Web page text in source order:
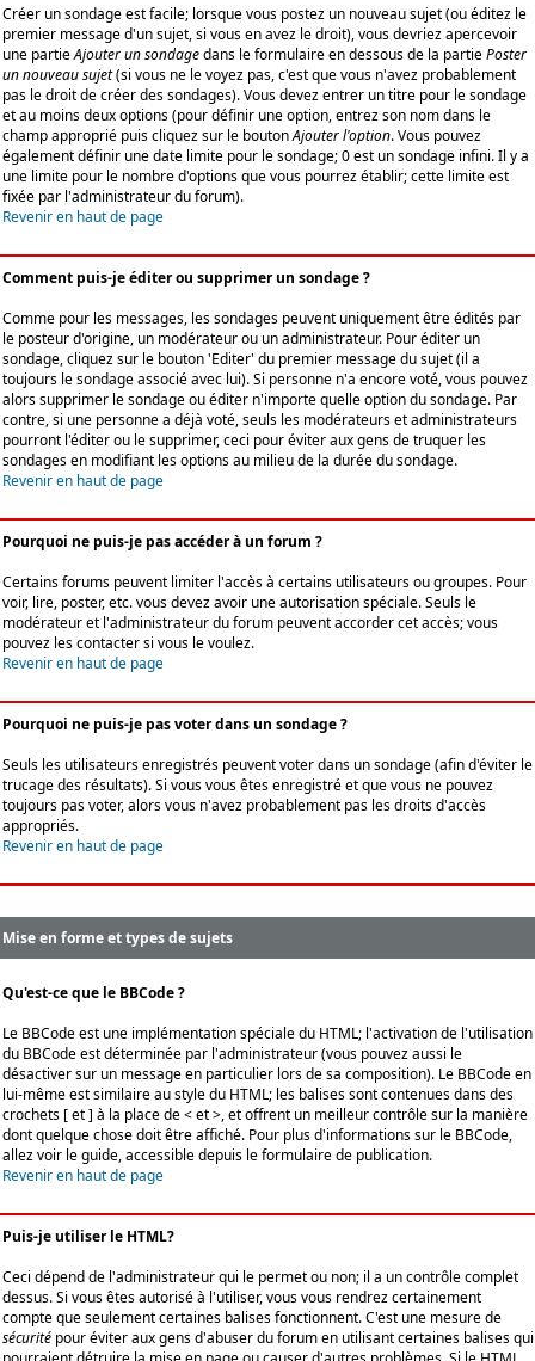
Créer un sondage est facile; lorsque vous postez un nouveau sujet (ou éditez le
premier message d'un sujet, si vous en avez le droit), vous devriez apercevoir
une partieAjouter un sondagedans le formulaire en dessous de la partiePoster
un nouveau sujet(si vous ne le voyez pas, c'est que vous n'avez probablement
pas le droit de créer des sondages). Vous devez entrer un titre pour le sondage
et au moins deux options (pour définir une option, entrez son nom dans le
champ approprié puis cliquez sur le boutonAjouter l'option. Vous pouvez
également définir une date limite pour le sondage; 0 est un sondage infini. Il y a
une limite pour le nombre d'options que vous pourrez établir; cette limite est
fixée par l'administrateur du forum).
Revenir en haut de page
Comment puis-je éditer ou supprimer un sondage ?
Comme pour les messages, les sondages peuvent uniquement être édités par
le posteur d'origine, un modérateur ou un administrateur. Pour éditer un
sondage, cliquez sur le bouton 'Editer' du premier message du sujet (il a
toujours le sondage associé avec lui). Si personne n'a encore voté, vous pouvez
alors supprimer le sondage ou éditer n'importe quelle option du sondage. Par
contre, si une personne a déjà voté, seuls les modérateurs et administrateurs
pourront l'éditer ou le supprimer, ceci pour éviter aux gens de truquer les
sondages en modifiant les options au milieu de la durée du sondage.
Revenir en haut de page
Pourquoi ne puis-je pas accéder à un forum ?
Certains forums peuvent limiter l'accès à certains utilisateurs ou groupes. Pour
voir, lire, poster, etc. vous devez avoir une autorisation spéciale. Seuls le
modérateur et l'administrateur du forum peuvent accorder cet accès; vous
pouvez les contacter si vous le voulez.
Revenir en haut de page
Pourquoi ne puis-je pas voter dans un sondage ?
Seuls les utilisateurs enregistrés peuvent voter dans un sondage (afin d'éviter le
trucage des résultats). Si vous vous êtes enregistré et que vous ne pouvez
toujours pas voter, alors vous n'avez probablement pas les droits d'accès
appropriés.
Revenir en haut de page
Mise en forme et types de sujets
Qu'est-ce que le BBCode ?
Le BBCode est une implémentation spéciale du HTML; l'activation de l'utilisation
du BBCode est déterminée par l'administrateur (vous pouvez aussi le
désactiver sur un message en particulier lors de sa composition). Le BBCode en
lui-même est similaire au style du HTML; les balises sont contenues dans des
crochets [ et ] à la place de < et >, et offrent un meilleur contrôle sur la manière
dont quelque chose doit être affiché. Pour plus d'informations sur le BBCode,
allez voir le guide, accessible depuis le formulaire de publication.
Revenir en haut de page
Puis-je utiliser le HTML?
Ceci dépend de l'administrateur qui le permet ou non; il a un contrôle complet
dessus. Si vous êtes autorisé à l'utiliser, vous vous rendrez certainement
compte que seulement certaines balises fonctionnent. C'est une mesure de
sécurité pour éviter aux gens d'abuser du forum en utilisant certaines balises qui